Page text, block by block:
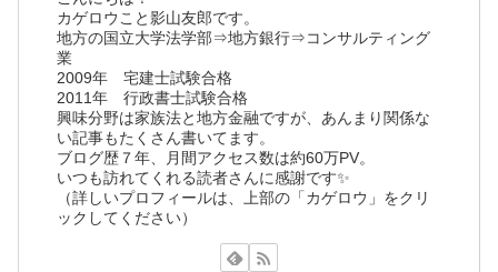
カゲロウこと影山友郎です。
地方の国立大学法学部⇒地方銀行⇒コンサルティング
業
2009年 宅建士試験合格
2011年 行政書士試験合格
興味分野は家族法と地方金融ですが、あんまり関係な
い記事もたくさん書いてます。
ブログ歴７年、月間アクセス数は約60万PV。
いつも訪れてくれる読者さんに感謝です✨
（詳しいプロフィールは、上部の「カゲロウ」をクリ
ックしてください）